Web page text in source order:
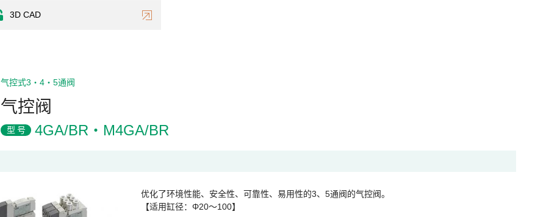
3D CAD
气控式3・4・5通阀
气控阀
型号 4GA/BR・M4GA/BR
优化了环境性能、安全性、可靠性、易用性的3、5通阀的气控阀。
【适用缸径：Φ20～100】